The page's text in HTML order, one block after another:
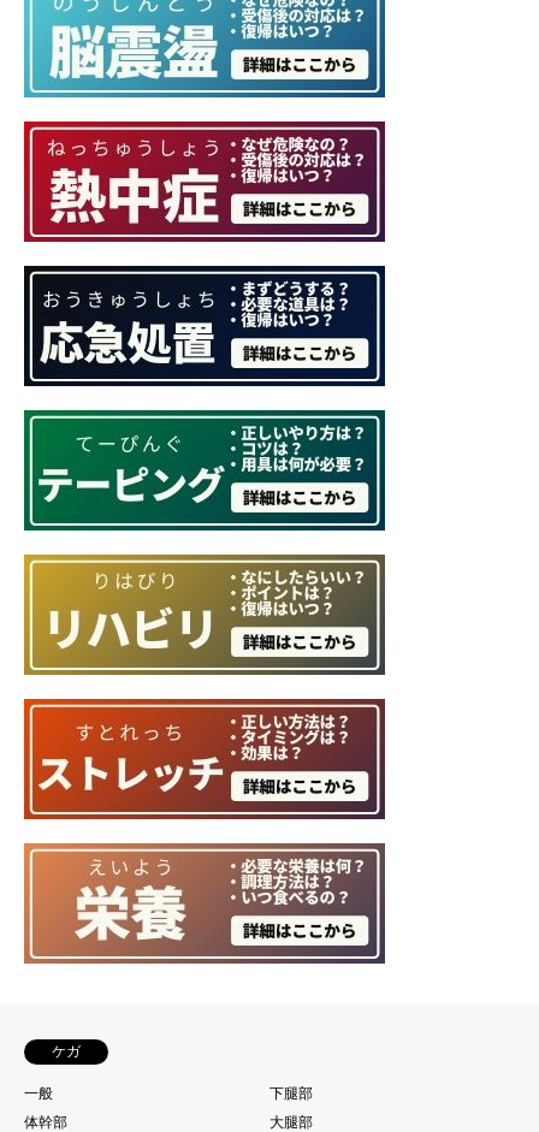
ケガ
一般
下腿部
体幹部
大腿部